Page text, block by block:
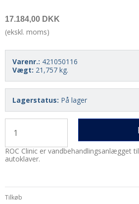
17.184,00 DKK
(ekskl. moms)
Varenr.: 421050116
Vægt: 21,757 kg.
Lagerstatus: På lager
ROC Clinic er vandbehandlingsanlægget
autoklaver.
Tilkøb